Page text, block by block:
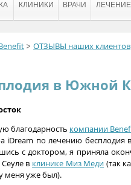
КЛИНИКИ ВРАЧИ ЛЕЧЕНИЕ
ОТЗЫВЫ наших клиентов
в Южной
благодарность компании
iDream по лечению бесплодия в
с доктором, я приняла
в клинике Миз Меди (так
меня уже был).